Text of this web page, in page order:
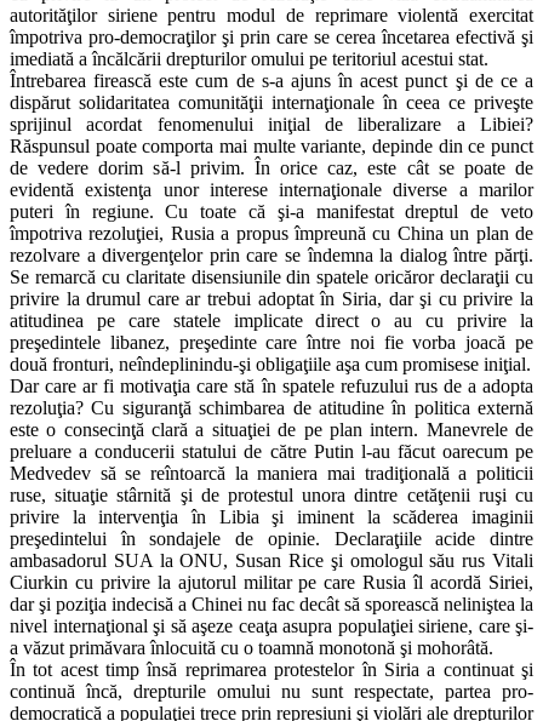
autorităţilor siriene pentru modul de reprimare violentă exercitat
împotriva pro-democraţilor şi prin care se cerea încetarea efectivă şi
imediată a încălcării drepturilor omului pe teritoriul acestui stat.
Întrebarea firească este cum de s-a ajuns în acest punct şi de ce a
dispărut solidaritatea comunităţii internaţionale în ceea ce priveşte
sprijinul acordat fenomenului iniţial de liberalizare a Libiei?
Răspunsul poate comporta mai multe variante, depinde din ce punct
de vedere dorim să-l privim. În orice caz, este cât se poate de
evidentă existenţa unor interese internaţionale diverse a marilor
puteri în regiune. Cu toate că şi-a manifestat dreptul de veto
împotriva rezoluţiei, Rusia a propus împreună cu China un plan de
rezolvare a divergenţelor prin care se îndemna la dialog între părţi.
Se remarcă cu claritate disensiunile din spatele oricăror declaraţii cu
privire la drumul care ar trebui adoptat în Siria, dar şi cu privire la
atitudinea pe care statele implicate direct o au cu privire la
preşedintele libanez, preşedinte care între noi fie vorba joacă pe
două fronturi, neîndeplinindu-şi obligaţiile aşa cum promisese iniţial.
Dar care ar fi motivaţia care stă în spatele refuzului rus de a adopta
rezoluţia? Cu siguranţă schimbarea de atitudine în politica externă
este o consecinţă clară a situaţiei de pe plan intern. Manevrele de
preluare a conducerii statului de către Putin l-au făcut oarecum pe
Medvedev să se reîntoarcă la maniera mai tradiţională a politicii
ruse, situaţie stârnită şi de protestul unora dintre cetăţenii ruşi cu
privire la intervenţia în Libia şi iminent la scăderea imaginii
preşedintelui în sondajele de opinie. Declaraţiile acide dintre
ambasadorul SUA la ONU, Susan Rice şi omologul său rus Vitali
Ciurkin cu privire la ajutorul militar pe care Rusia îl acordă Siriei,
dar şi poziţia indecisă a Chinei nu fac decât să sporească neliniştea la
nivel internaţional şi să aşeze ceaţa asupra populaţiei siriene, care şi-
a văzut primăvara înlocuită cu o toamnă monotonă şi mohorâtă.
În tot acest timp însă reprimarea protestelor în Siria a continuat şi
continuă încă, drepturile omului nu sunt respectate, partea pro-
democratică a populaţiei trece prin represiuni şi violări ale drepturilor